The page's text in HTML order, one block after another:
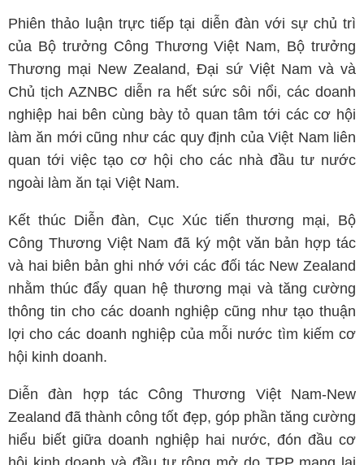
Phiên thảo luận trực tiếp tại diễn đàn với sự chủ trì
của Bộ trưởng Công Thương Việt Nam, Bộ trưởng
Thương mại New Zealand, Đại sứ Việt Nam và và
Chủ tịch AZNBC diễn ra hết sức sôi nổi, các doanh
nghiệp hai bên cùng bày tỏ quan tâm tới các cơ hội
làm ăn mới cũng như các quy định của Việt Nam liên
quan tới việc tạo cơ hội cho các nhà đầu tư nước
ngoài làm ăn tại Việt Nam.
Kết thúc Diễn đàn, Cục Xúc tiến thương mại, Bộ
Công Thương Việt Nam đã ký một văn bản hợp tác
và hai biên bản ghi nhớ với các đối tác New Zealand
nhằm thúc đẩy quan hệ thương mại và tăng cường
thông tin cho các doanh nghiệp cũng như tạo thuận
lợi cho các doanh nghiệp của mỗi nước tìm kiếm cơ
hội kinh doanh.
Diễn đàn hợp tác Công Thương Việt Nam-New
Zealand đã thành công tốt đẹp, góp phần tăng cường
hiểu biết giữa doanh nghiệp hai nước, đón đầu cơ